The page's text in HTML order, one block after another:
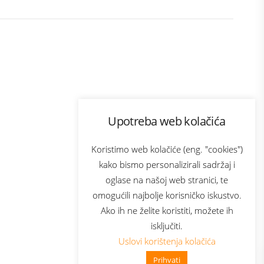
Upotreba web kolačića
Koristimo web kolačiće (eng. "cookies")
kako bismo personalizirali sadržaj i
oglase na našoj web stranici, te
omogućili najbolje korisničko iskustvo.
Ako ih ne želite koristiti, možete ih
isključiti.
Uslovi korištenja kolačića
Prihvati
👋 Zdravo, kako mogu pomoći?
Bonus plus
Prijava za newsletter